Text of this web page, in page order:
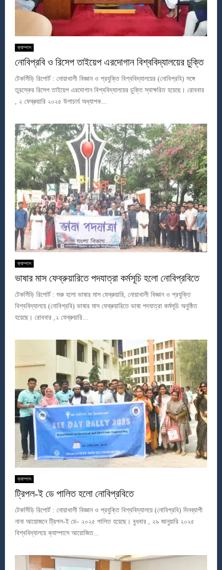
ক্যাম্পাস
নোবিপ্রবি ও রিসেপ তাইয়েপ এরদোগান বিশ্ববিদ্যালয়ের চুক্তি
টেকসিঁড়ি রিপোর্ট : নোয়াখালী বিজ্ঞান ও প্রযুক্তি বিশ্ববিদ্যালয়ের (নোবিপ্রবি) সঙ্গে
তুরস্কের রিসেপ তাইয়েপ এরদোগান বিশ্ববিদ্যালয়ের চুক্তি স্বাক্ষরিত হয়েছে। রোববার
, ২ ফেব্রুয়ারি ২০২৫ উপাচার্য অধ্যাপক...
ক্যাম্পাস
ভাষার মাস ফেব্রুয়ারিতে পদযাত্রা কর্মসূচি হলো নোবিপ্রবিতে
টেকসিঁড়ি রিপোর্ট : শুরু হলো ভাষার মাস ফেব্রুয়ারি, নোয়াখালী বিজ্ঞান ও প্রযুক্তি
বিশ্ববিদ্যালয়ে (নোবিপ্রবি) ভাষার মাস ফেব্রুয়ারিতে ভাষা পদযাত্রা কর্মসূচি অনুষ্ঠিত
হয়েছে। রোববার ,২ ফেব্রুয়ারি...
ক্যাম্পাস
ট্রিপল-ই ডে পালিত হলো নোবিপ্রবিতে
টেকসিঁড়ি রিপোর্ট : নোয়াখালী বিজ্ঞান ও প্রযুক্তি বিশ্ববিদ্যালয়ে (নোবিপ্রবি) দিনব্যাপী
নানা আয়োজনে ট্রিপল-ই ডে- ২০২৫ পালিত হয়েছে। বুধবার , ২৯ জানুয়ারি ২০২৫
বিশ্ববিদ্যালয়ে ক্যাম্পাসে আয়োজিত...